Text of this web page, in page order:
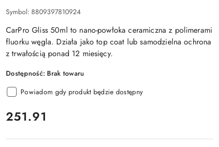
Symbol: 8809397810924
CarPro Gliss 50ml to nano-powłoka ceramiczna z polimerami
fluorku węgla. Działa jako top coat lub samodzielna ochrona
z trwałością ponad 12 miesięcy.
Dostępność: Brak towaru
Powiadom gdy produkt będzie dostępny
cena:
251.91